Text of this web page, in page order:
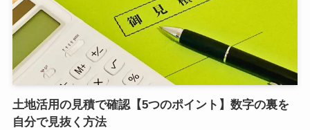
土地活用の見積で確認【5つのポイント】数字の裏を
自分で見抜く方法